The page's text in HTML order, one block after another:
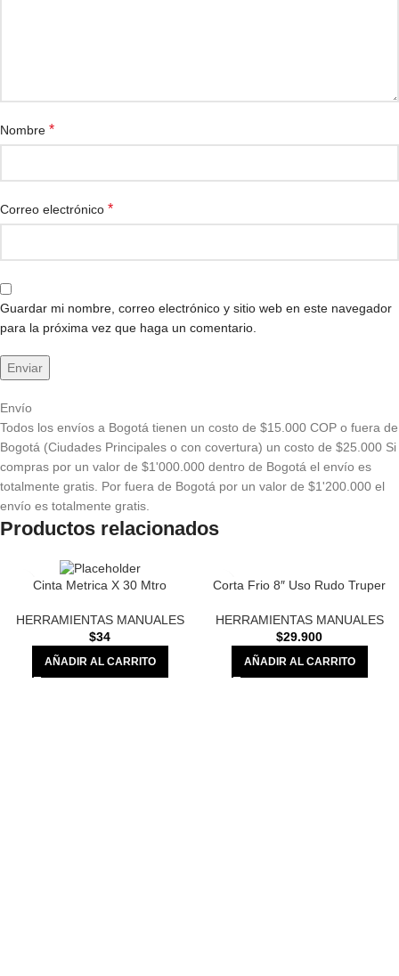
Nombre *
Correo electrónico *
Guardar mi nombre, correo electrónico y sitio web en este navegador
para la próxima vez que haga un comentario.
Envío
Todos los envíos a Bogotá tienen un costo de $15.000 COP o fuera de
Bogotá (Ciudades Principales o con covertura) un costo de $25.000 Si
compras por un valor de $1'000.000 dentro de Bogotá el envío es
totalmente gratis. Por fuera de Bogotá por un valor de $1'200.000 el
envío es totalmente gratis.
Productos relacionados
Cinta Metrica X 30 Mtro
HERRAMIENTAS MANUALES
$34
AÑADIR AL CARRITO
Corta Frio 8″ Uso Rudo Truper
HERRAMIENTAS MANUALES
$29.900
AÑADIR AL CARRITO